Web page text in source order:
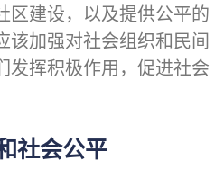
区建设，以及提供公平的
该加强对社会组织和民间
发挥积极作用，促进社会
社会公平